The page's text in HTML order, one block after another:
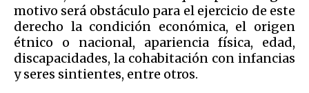
motivo será obstáculo para el ejercicio de este
derecho la condición económica, el origen
étnico o nacional, apariencia física, edad,
discapacidades, la cohabitación con infancias
y seres sintientes, entre otros.